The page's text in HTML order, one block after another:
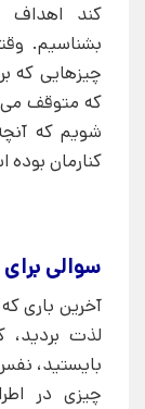
کند اهداف
بشناسیم.
چیزهایی که
که متوقف
شویم که
کنارمان
سوالی
آخرین باری
لذت بردید،
بایستید،
چیزی در